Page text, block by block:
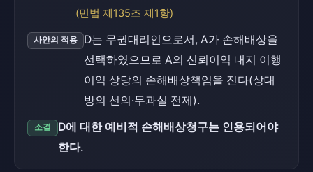
(민법 제135조 제1항)
사안의 적용
D는 무권대리인으로서, A가 손해배상을
선택하였으므로 A의 신뢰이익 내지 이행
이익 상당의 손해배상책임을 진다(상대
방의 선의·무과실 전제).
소결
D에 대한 예비적 손해배상청구는 인용되어야
한다.